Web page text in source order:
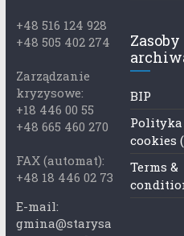
+48 516 124 928
+48 505 402 274
Zarządzanie
kryzysowe:
+18 446 00 55
+48 665 460 270
FAX (automat):
+48 18 446 02 73
E-mail:
gmina@starysa
Zasoby
BIP
cookies
Terms &